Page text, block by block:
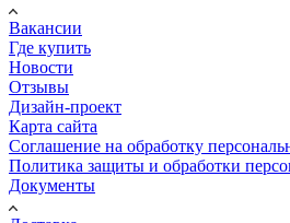
Вакансии
Где купить
Новости
Отзывы
Дизайн-проект
Карта сайта
Соглашение на обработку
Политика защиты и обработки
Документы